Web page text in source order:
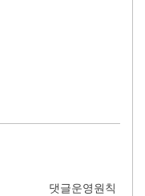
댓글운영원칙